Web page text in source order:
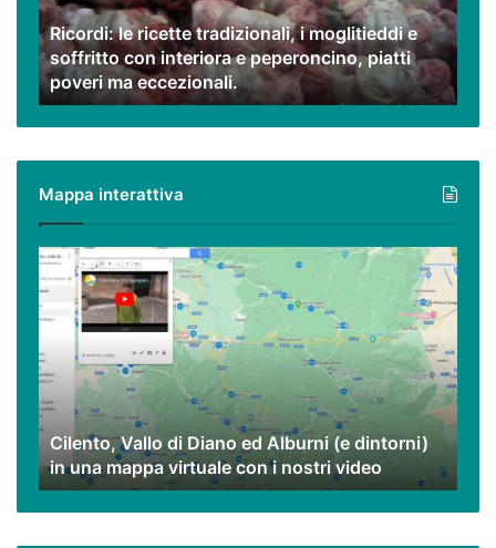
e
soffritto
con
interiora
e
peperoncino,
ma
eccezionali.
Ricordi: le ricette tradizionali, i moglitieddi e
soffritto con interiora e peperoncino, piatti
poveri ma eccezionali.
Mappa interattiva
Cilento,
Vallo
di
Diano
ed
Alburni
(e
dintorni)
una
mappa
virtuale
Cilento, Vallo di Diano ed Alburni (e dintorni)
in una mappa virtuale con i nostri video